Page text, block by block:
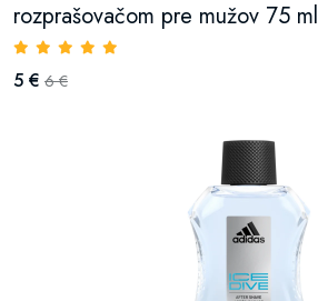
rozprašovačom pre mužov 75 ml
5 € 6 €